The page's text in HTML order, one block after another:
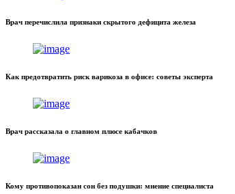
Врач перечислила признаки скрытого дефицита железа
Как предотвратить риск варикоза в офисе: советы эксперта
Врач рассказала о главном плюсе кабачков
Кому противопоказан сон без подушки: мнение специалиста